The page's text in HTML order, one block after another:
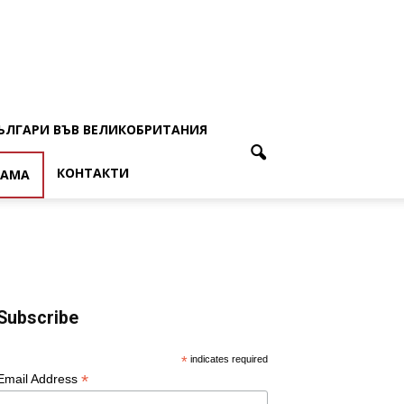
ВЪВ ВЕЛИКОБРИТАНИЯ
КОНТАКТИ
* indicates required
Address *